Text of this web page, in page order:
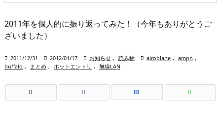
2011年を個人的に振り返ってみた！（今年もありがとうご
ざいました）
 2011/12/31  2012/01/17  お知らせ , 読み物  airoplane , ampn ,
buffalo , まとめ , ホットエントリ , 無線LAN
B!